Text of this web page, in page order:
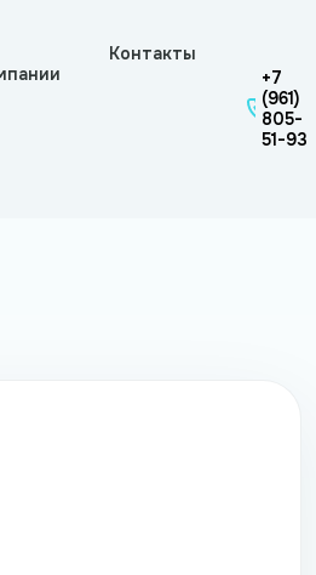
Контакты
+7
(961)
805-
51-93